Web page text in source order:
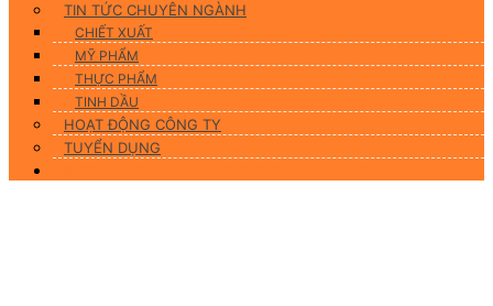
TIN TỨC CHUYÊN NGÀNH
CHIẾT XUẤT
MỸ PHẨM
THỰC PHẨM
TINH DẦU
HOẠT ĐỘNG CÔNG TY
TUYỂN DỤNG